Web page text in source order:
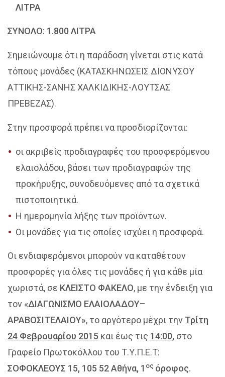
ΛΙΤΡΑ
ΣΥΝΟΛΟ: 1.800 ΛΙΤΡΑ
Σημειώνουμε ότι η παράδοση γίνεται στις κατά
τόπους μονάδες (ΚΑΤΑΣΚΗΝΩΣΕΙΣ ΔΙΟΝΥΣΟΥ
ΑΤΤΙΚΗΣ-ΣΑΝΗΣ ΧΑΛΚΙΔΙΚΗΣ-ΛΟΥΤΣΑΣ
ΠΡΕΒΕΖΑΣ).
Στην προσφορά πρέπει να προσδιορίζονται:
οι ακριβείς προδιαγραφές του προσφερόμενου
ελαιολάδου, βάσει των προδιαγραφών της
προκήρυξης, συνοδευόμενες από τα σχετικά
πιστοποιητικά.
Η ημερομηνία λήξης των προϊόντων.
Οι μονάδες για τις οποίες ισχύει η προσφορά.
Οι ενδιαφερόμενοι μπορούν να καταθέτουν
προσφορές για όλες τις μονάδες ή για κάθε μία
χωριστά, σε ΚΛΕΙΣΤΟ ΦΑΚΕΛΟ, με την ένδειξη για
τον «ΔΙΑΓΩΝΙΣΜΟ ΕΛΑΙΟΛΑΔΟΥ–
ΑΡΑΒΟΣΙΤΕΛΑΙΟΥ», το αργότερο μέχρι την Τρίτη
24 Φεβρουαρίου 2015 και έως τις 14:00, στο
Γραφείο Πρωτοκόλλου του Τ.Υ.Π.Ε.Τ:
ΣΟΦΟΚΛΕΟΥΣ 15, 105 52 Αθήνα, 1 ος όροφος.